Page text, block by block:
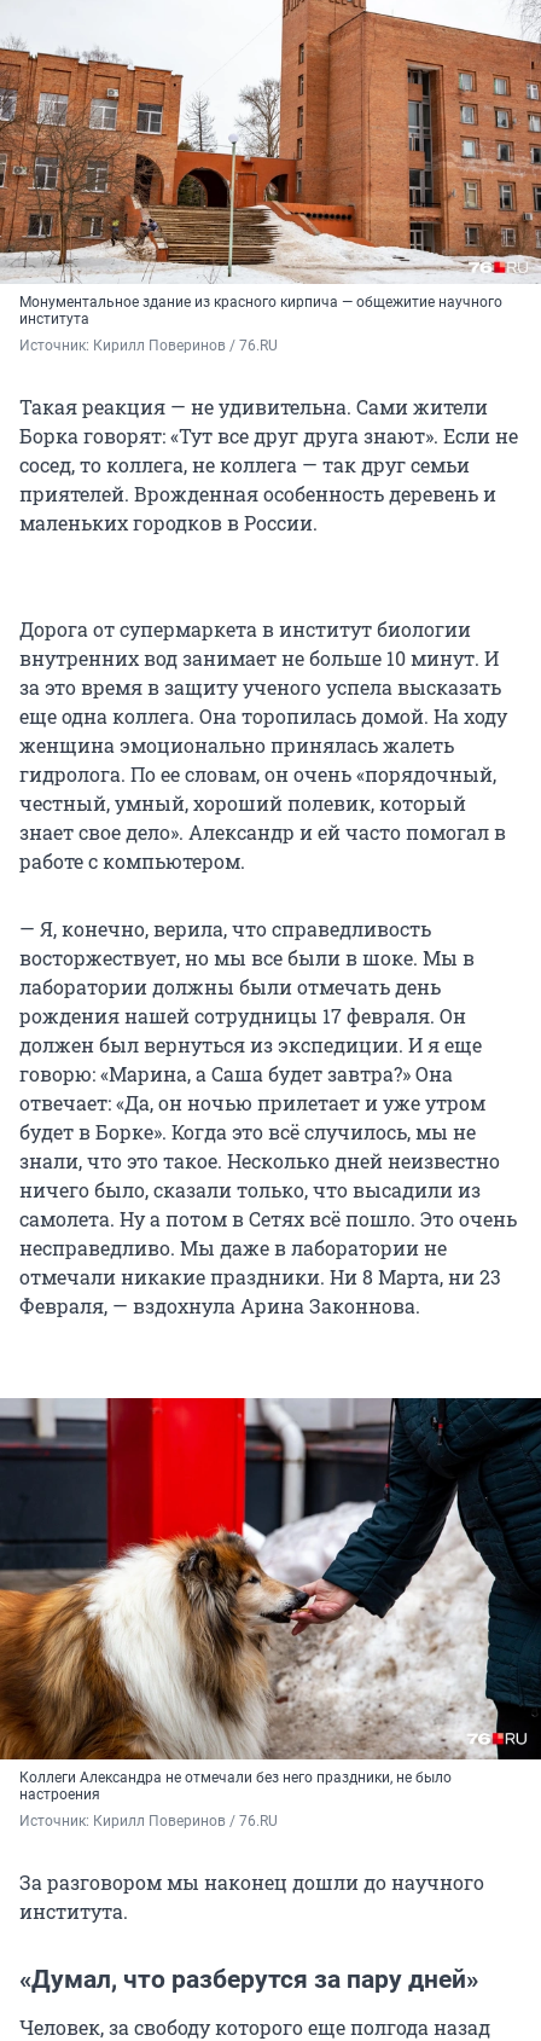
Монументальное здание из красного кирпича — общежитие научного
института
Источник: Кирилл Поверинов / 76.RU
Такая реакция — не удивительна. Сами жители
Борка говорят: «Тут все друг друга знают». Если не
сосед, то коллега, не коллега — так друг семьи
приятелей. Врожденная особенность деревень и
маленьких городков в России.
Дорога от супермаркета в институт биологии
внутренних вод занимает не больше 10 минут. И
за это время в защиту ученого успела высказать
еще одна коллега. Она торопилась домой. На ходу
женщина эмоционально принялась жалеть
гидролога. По ее словам, он очень «порядочный,
честный, умный, хороший полевик, который
знает свое дело». Александр и ей часто помогал в
работе с компьютером.
— Я, конечно, верила, что справедливость
восторжествует, но мы все были в шоке. Мы в
лаборатории должны были отмечать день
рождения нашей сотрудницы 17 февраля. Он
должен был вернуться из экспедиции. И я еще
говорю: «Марина, а Саша будет завтра?» Она
отвечает: «Да, он ночью прилетает и уже утром
будет в Борке». Когда это всё случилось, мы не
знали, что это такое. Несколько дней неизвестно
ничего было, сказали только, что высадили из
самолета. Ну а потом в Сетях всё пошло. Это очень
несправедливо. Мы даже в лаборатории не
отмечали никакие праздники. Ни 8 Марта, ни 23
Февраля, — вздохнула Арина Законнова.
Коллеги Александра не отмечали без него праздники, не было
настроения
Источник: Кирилл Поверинов / 76.RU
За разговором мы наконец дошли до научного
института.
«Думал, что разберутся за пару дней»
Человек, за свободу которого еще полгода назад